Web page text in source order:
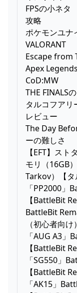
FPSの小ネタ
攻略
ポケモンユナ
VALORANT
Escape from
Apex Legends
CoD:MW
THE FINALS
タルコフアリ
レビュー
The Day
ーの難しさ
【EFT】スト
モリ（16GB
Tarkov）【タ
「PP2000」
【BattleBit
BattleBit
（初心者向け）
「AUG A3
【BattleBit
「SG550」
【BattleBit
「AK15」